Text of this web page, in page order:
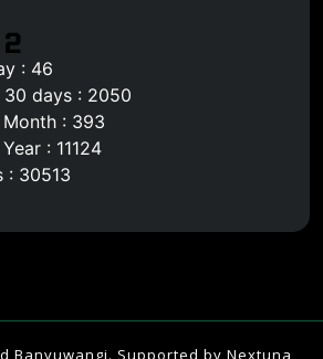
: 46
days : 2050
: 393
: 11124
: 30513
Banyuwangi. Supported by Nextuna